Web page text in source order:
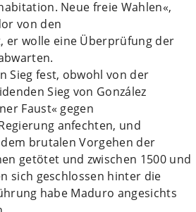
Neue freie Wahlen«,
von den
er wolle eine Überprüfung der
Sieg fest, obwohl von der
Sieg von González
Faust« gegen
anfechten, und
brutalen Vorgehen der
getötet und zwischen 1500 und
sich geschlossen hinter die
habe Maduro angesichts